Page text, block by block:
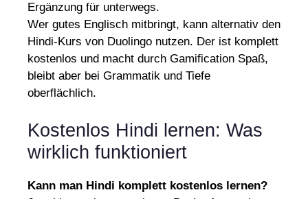
Ergänzung für unterwegs.
Wer gutes Englisch mitbringt, kann alternativ den
Hindi-Kurs von Duolingo nutzen. Der ist komplett
kostenlos und macht durch Gamification Spaß,
bleibt aber bei Grammatik und Tiefe
oberflächlich.
Kostenlos Hindi lernen: Was
wirklich funktioniert
Kann man Hindi komplett kostenlos lernen?